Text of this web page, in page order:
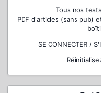
Tous nos
PDF d'articles (sans pub)
SE CONNECTER /